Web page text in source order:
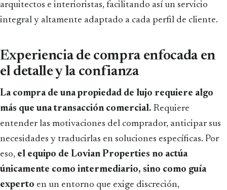
arquitectos e interioristas, facilitando así un servicio
integral y altamente adaptado a cada perfil de cliente.
Experiencia de compra enfocada en
el detalle y la confianza
La compra de una propiedad de lujo requiere algo
más que una transacción comercial. Requiere
entender las motivaciones del comprador, anticipar sus
necesidades y traducirlas en soluciones específicas. Por
eso, el equipo de Lovian Properties no actúa
únicamente como intermediario, sino como guía
experto en un entorno que exige discreción,